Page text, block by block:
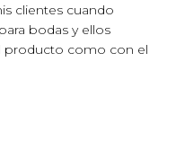
clientes cuando
bodas y ellos
producto como con el